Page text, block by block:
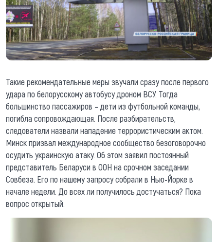
Такие рекомендательные меры звучали сразу после первого
удара по белорусскому автобусу дроном ВСУ. Тогда
большинство пассажиров – дети из футбольной команды,
погибла сопровождающая. После разбирательств,
следователи назвали нападение террористическим актом.
Минск призвал международное сообщество безоговорочно
осудить украинскую атаку. Об этом заявил постоянный
представитель Беларуси в ООН на срочном заседании
Совбеза. Его по нашему запросу собрали в Нью-Йорке в
начале недели. До всех ли получилось достучаться? Пока
вопрос открытый.